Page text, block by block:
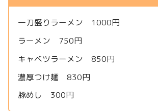
一刀盛りラーメン 1000円
ラーメン 750円
キャベツラーメン 850円
濃厚つけ麺 830円
豚めし 300円